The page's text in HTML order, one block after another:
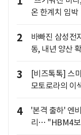
온 한계치 임박
2
바빠진 삼성
동, 내년 양산
3
[비즈톡톡] 스
모토로라의 이
4
'본격 출하' 엔
리… "HBM4보